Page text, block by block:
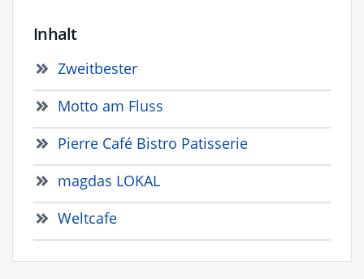
Inhalt
Zweitbester
Motto am Fluss
Pierre Café Bistro Patisserie
magdas LOKAL
Weltcafe